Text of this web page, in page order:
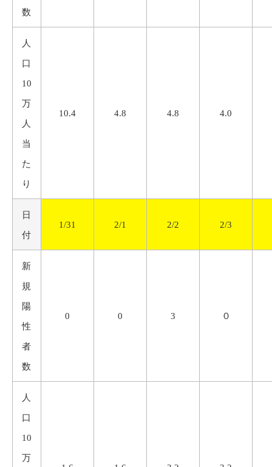
数
人
口
10
万
人
当
た
り
10.4 4.8 4.8 4.0
日
付
1/31 2/1 2/2 2/3
新
規
陽
性
者
数
0 0 3 ０
人
口
10
万